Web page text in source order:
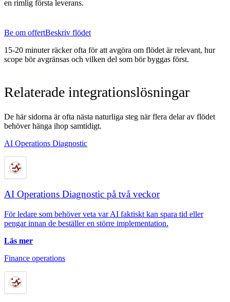
en rimlig första leverans.
Be om offertBeskriv flödet
15-20 minuter räcker ofta för att avgöra om flödet är relevant, hur
scope bör avgränsas och vilken del som bör byggas först.
Relaterade integrationslösningar
De här sidorna är ofta nästa naturliga steg när flera delar av flödet
behöver hänga ihop samtidigt.
AI Operations Diagnostic
AI Operations Diagnostic på två veckor
För ledare som behöver veta var AI faktiskt kan spara tid eller
pengar innan de beställer en större implementation.
Läs mer
Finance operations